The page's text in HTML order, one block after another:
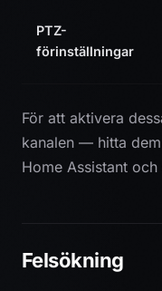
PTZ-
förinställningar
För att aktivera
kanalen — hitta
Home Assistant
Felsökning